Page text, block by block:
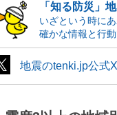
「知る防災」
いざという時に
確かな情報と行
地震のtenki.jp公式X